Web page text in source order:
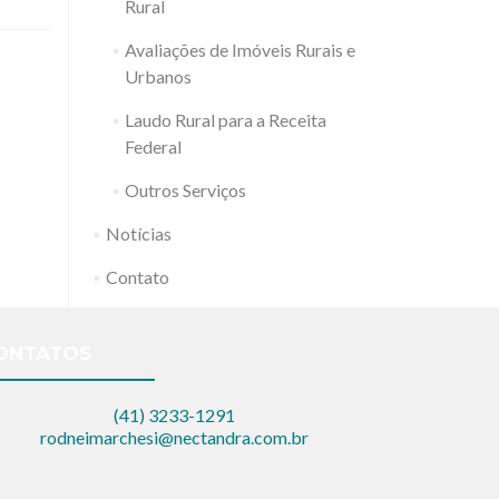
Rural
Avaliações de Imóveis Rurais e
Urbanos
Laudo Rural para a Receita
Federal
Outros Serviços
Notícias
Contato
(41) 3233-1291
rodneimarchesi@nectandra.com.br